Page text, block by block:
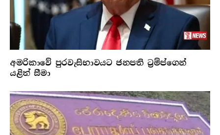
අමරිකාවේ පුරවැසිභාවයට ජනපති ට්‍රම්ප්ගෙන්
යළිත් සීමා